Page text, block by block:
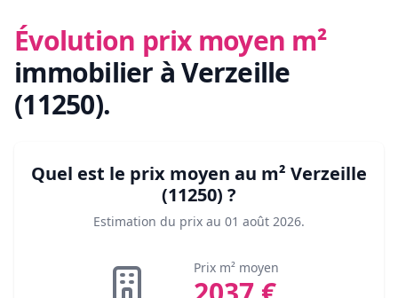
Évolution prix moyen m²
immobilier à Verzeille
(11250).
Quel est le prix moyen au m² Verzeille
(11250) ?
Estimation du prix au 01 août 2026.
Prix m² moyen